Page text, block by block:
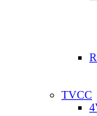
TVCC